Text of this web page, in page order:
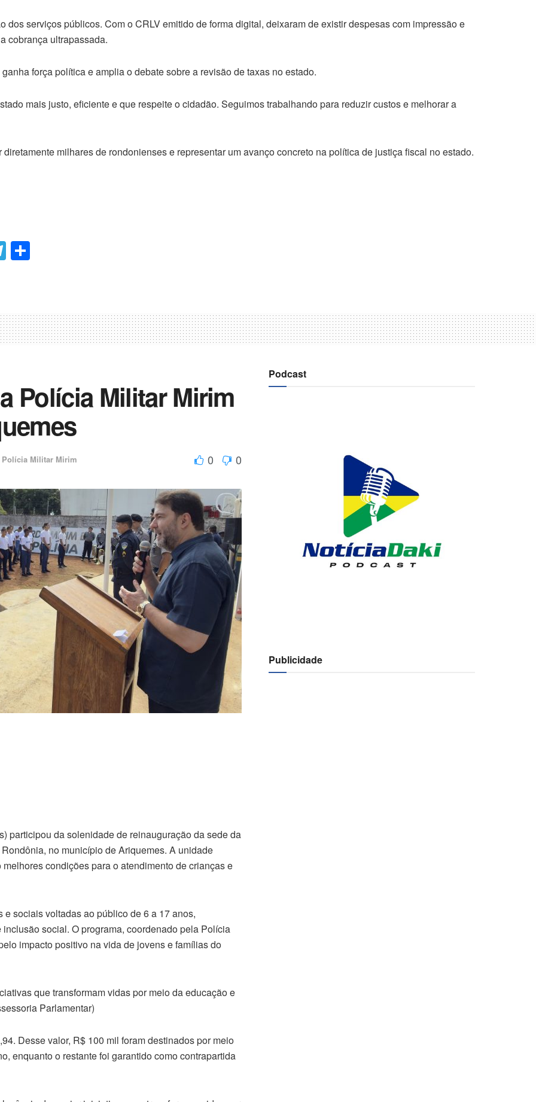
serviços públicos. Com o CRLV emitido de forma digital, deixaram de existir despesas com impressão e
cobrança ultrapassada.
força política e amplia o debate sobre a revisão de taxas no estado.
mais justo, eficiente e que respeite o cidadão. Seguimos trabalhando para reduzir custos e melhorar a
milhares de rondonienses e representar um avanço concreto na política de justiça fiscal no estado.
T
gr
a
m
p
ar
til
ar
Polícia Militar Mirim
Polícia Militar Mirim 0 0
participou da solenidade de reinauguração da sede da
no município de Ariquemes. A unidade
condições para o atendimento de crianças e
sociais voltadas ao público de 6 a 17 anos,
social. O programa, coordenado pela Polícia
impacto positivo na vida de jovens e famílias do
que transformam vidas por meio da educação e
Parlamentar)
Desse valor, R$ 100 mil foram destinados por meio
enquanto o restante foi garantido como contrapartida
Podcast
Publicidade